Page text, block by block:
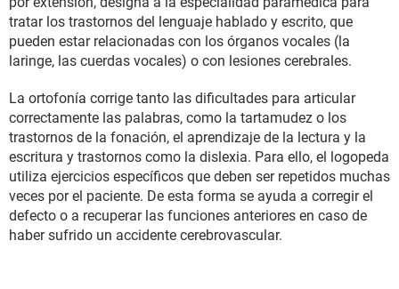
tratar los trastornos del lenguaje hablado y escrito, que
pueden estar relacionadas con los órganos vocales (la
laringe, las cuerdas vocales) o con lesiones cerebrales.
La ortofonía corrige tanto las dificultades para articular
correctamente las palabras, como la tartamudez o los
trastornos de la fonación, el aprendizaje de la lectura y la
escritura y trastornos como la dislexia. Para ello, el logopeda
utiliza ejercicios específicos que deben ser repetidos muchas
veces por el paciente. De esta forma se ayuda a corregir el
defecto o a recuperar las funciones anteriores en caso de
haber sufrido un accidente cerebrovascular.